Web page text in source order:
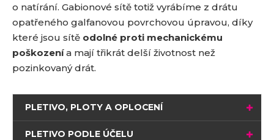
o natírání. Gabionové sítě totiž vyrábíme z drátu
opatřeného galfanovou povrchovou úpravou, díky
které jsou sítě odolné proti mechanickému
poškozenía mají třikrát delší životnost než
pozinkovaný drát.
PLETIVO, PLOTY A OPLOCENÍ
PLETIVO PODLE ÚČELU